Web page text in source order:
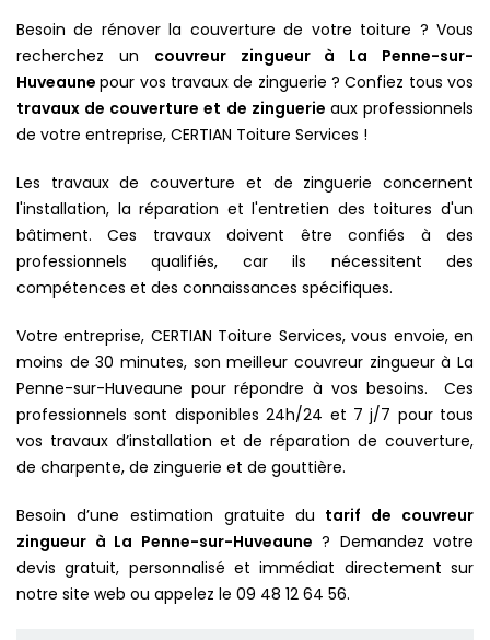
Besoin de rénover la couverture de votre toiture ? Vous
recherchez un couvreur zingueur à La Penne-sur-
Huveaunepour vos travaux de zinguerie ? Confiez tous vos
travaux de couverture et de zinguerie aux professionnels
de votre entreprise, CERTIAN Toiture Services !
Les travaux de couverture et de zinguerie concernent
l'installation, la réparation et l'entretien des toitures d'un
bâtiment. Ces travaux doivent être confiés à des
professionnels qualifiés, car ils nécessitent des
compétences et des connaissances spécifiques.
Votre entreprise, CERTIAN Toiture Services, vous envoie, en
moins de 30 minutes, son meilleur couvreur zingueur à La
Penne-sur-Huveaune pour répondre à vos besoins. Ces
professionnels sont disponibles 24h/24 et 7 j/7 pour tous
vos travaux d’installation et de réparation de couverture,
de charpente, de zinguerie et de gouttière.
Besoin d’une estimation gratuite du tarif de couvreur
zingueur à La Penne-sur-Huveaune ? Demandez votre
devis gratuit, personnalisé et immédiat directement sur
notre site web ou appelez le 09 48 12 64 56.